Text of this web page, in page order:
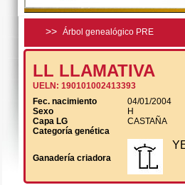
>> Árbol genealógico PRE
LL LLAMATIVA
UELN: 190101002413393
Fec. nacimiento
04/01/2004
Sexo
H
Capa LG
CASTAÑA
Categoría genética
Ganadería criadora